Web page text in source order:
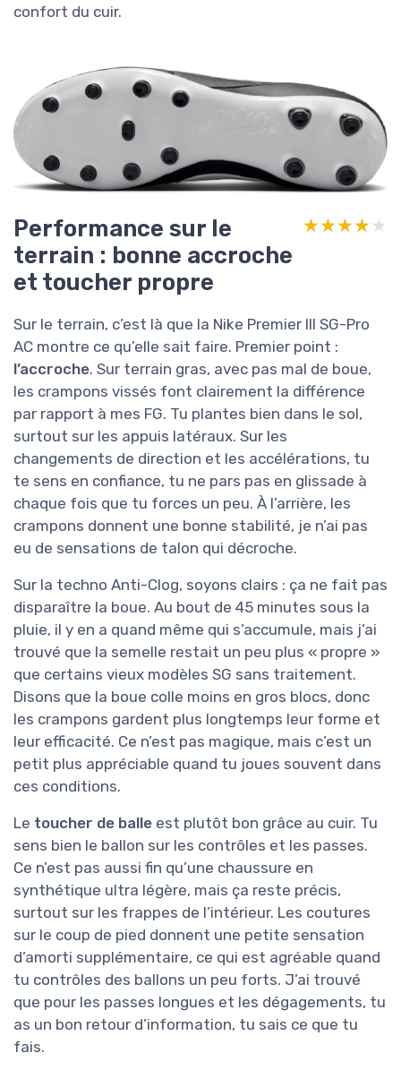
confort du cuir.
Performance sur le
terrain : bonne accroche
et toucher propre
★★★★★
★★★★★
Sur le terrain, c’est là que la Nike Premier III SG-Pro
AC montre ce qu’elle sait faire. Premier point :
l’accroche. Sur terrain gras, avec pas mal de boue,
les crampons vissés font clairement la différence
par rapport à mes FG. Tu plantes bien dans le sol,
surtout sur les appuis latéraux. Sur les
changements de direction et les accélérations, tu
te sens en confiance, tu ne pars pas en glissade à
chaque fois que tu forces un peu. À l’arrière, les
crampons donnent une bonne stabilité, je n’ai pas
eu de sensations de talon qui décroche.
Sur la techno Anti-Clog, soyons clairs : ça ne fait pas
disparaître la boue. Au bout de 45 minutes sous la
pluie, il y en a quand même qui s’accumule, mais j’ai
trouvé que la semelle restait un peu plus « propre »
que certains vieux modèles SG sans traitement.
Disons que la boue colle moins en gros blocs, donc
les crampons gardent plus longtemps leur forme et
leur efficacité. Ce n’est pas magique, mais c’est un
petit plus appréciable quand tu joues souvent dans
ces conditions.
Le toucher de balle est plutôt bon grâce au cuir. Tu
sens bien le ballon sur les contrôles et les passes.
Ce n’est pas aussi fin qu’une chaussure en
synthétique ultra légère, mais ça reste précis,
surtout sur les frappes de l’intérieur. Les coutures
sur le coup de pied donnent une petite sensation
d’amorti supplémentaire, ce qui est agréable quand
tu contrôles des ballons un peu forts. J’ai trouvé
que pour les passes longues et les dégagements, tu
as un bon retour d’information, tu sais ce que tu
fais.